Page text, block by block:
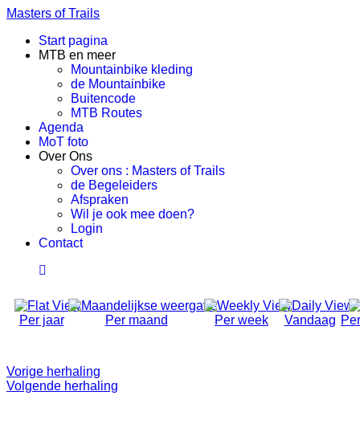
Masters of Trails
Start pagina
MTB en meer
Mountainbike kleding
de Mountainbike
Buitencode
MTB Routes
Agenda
MoT foto
Over Ons
Over ons : Masters of Trails
de Begeleiders
Afspraken
Wil je ook mee doen?
Login
Contact
Per jaar Per maand Per week Vandaag
Vorige herhaling
Volgende herhaling